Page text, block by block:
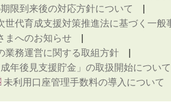
限到来後の対応方針について
世代育成支援対策推進法に基づく一般
まへのお知らせ
業務運営に関する取組方針
成年後見支援貯金」の取扱開始について
未利用口座管理手数料の導入について